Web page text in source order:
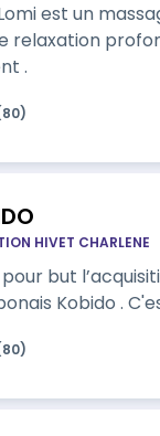
est un
relaxation
.
HIVET CHARLENE
but
massage liftant